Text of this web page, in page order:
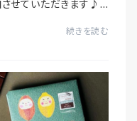
させていただきます♪-:
#4｜ピク
続きを読む